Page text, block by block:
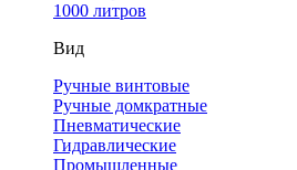
1000 литров
Вид
Ручные винтовые
Ручные домкратные
Пневматические
Гидравлические
Промышленные